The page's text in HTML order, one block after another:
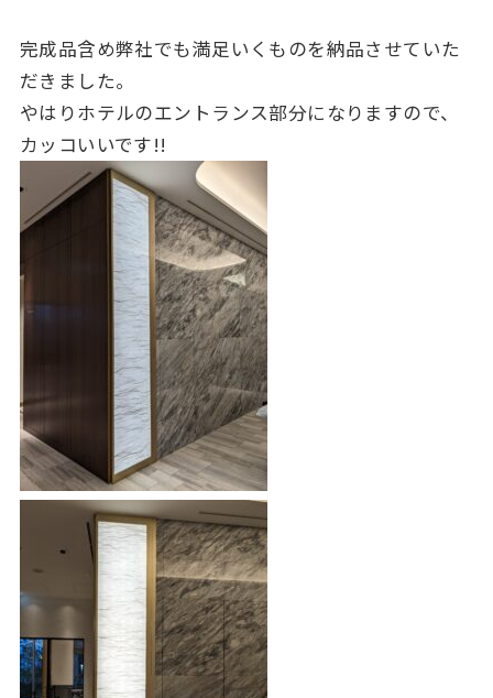
完成品含め弊社でも満足いくものを納品させていた
だきました。
やはりホテルのエントランス部分になりますので、
カッコいいです!!